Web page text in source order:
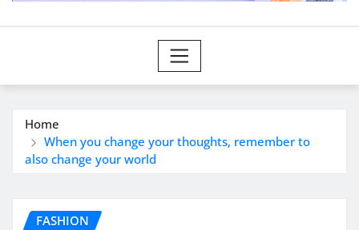
Home
When you change your thoughts, remember to
also change your world
FASHION